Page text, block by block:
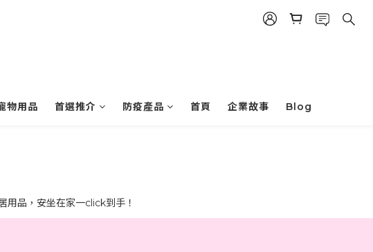
物用品 首選推介 防疫產品 首頁 企業故事 Blog
用品，安坐在家一click到手！